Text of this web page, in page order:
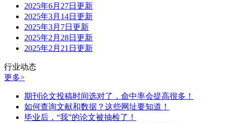
2025年6月27日更新
2025年3月14日更新
2025年3月7日更新
2025年2月28日更新
2025年2月21日更新
行业动态
更多>
期刊论文投稿时间选对了，命中率会提高很多！
如何查询文献和数据？这些网址要知道！
毕业后，“我”的论文被抽检了！